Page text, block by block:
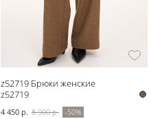
z52719 Брюки женские
z52719
4 450 р. 8 900 р. -50%